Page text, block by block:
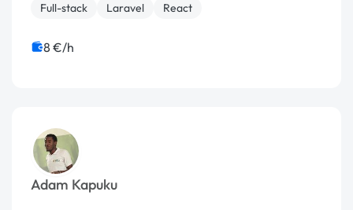
Full-stack
Laravel React
8 €/h
Adam Kapuku